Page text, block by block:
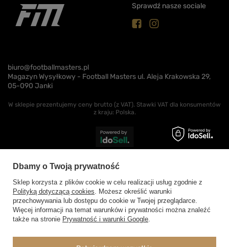
Dodaj do koszyka
Sprawdź nasze sociale
biuro@footballmasters.pl
Magazyn Wysyłkowy - Football Masters ul. Aleja Krakowska 29,
05-090 Janki
W sklepie prezentujemy ceny brutto (z VAT). Stawki VAT dla konsumentów
z kraju: Polska.
Dbamy o Twoją prywatność
Sklep korzysta z plików cookie w celu realizacji usług zgodnie z
Polityką dotyczącą cookies. Możesz określić warunki
przechowywania lub dostępu do cookie w Twojej przeglądarce.
Więcej informacji na temat warunków i prywatności można znaleźć
także na stronie Prywatność i warunki Google.